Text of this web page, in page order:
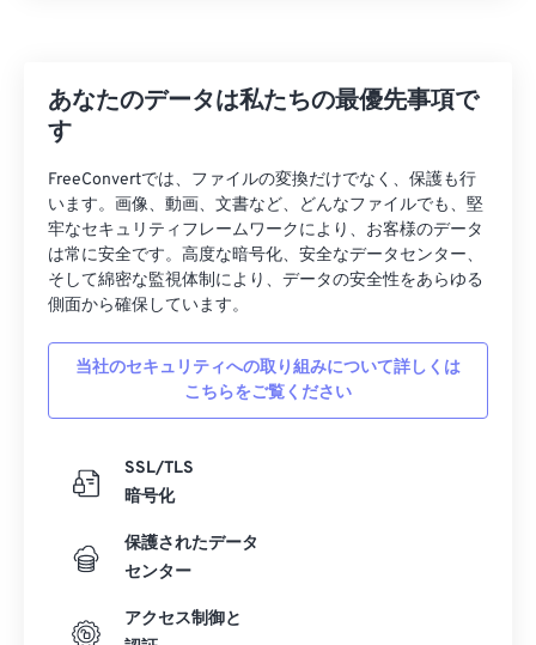
あなたのデータは私たちの最優先事項で
す
FreeConvertでは、ファイルの変換だけでなく、保護も行
います。画像、動画、文書など、どんなファイルでも、堅
牢なセキュリティフレームワークにより、お客様のデータ
は常に安全です。高度な暗号化、安全なデータセンター、
そして綿密な監視体制により、データの安全性をあらゆる
側面から確保しています。
当社のセキュリティへの取り組みについて詳しくは
こちらをご覧ください
SSL/TLS
暗号化
保護されたデータ
センター
アクセス制御と